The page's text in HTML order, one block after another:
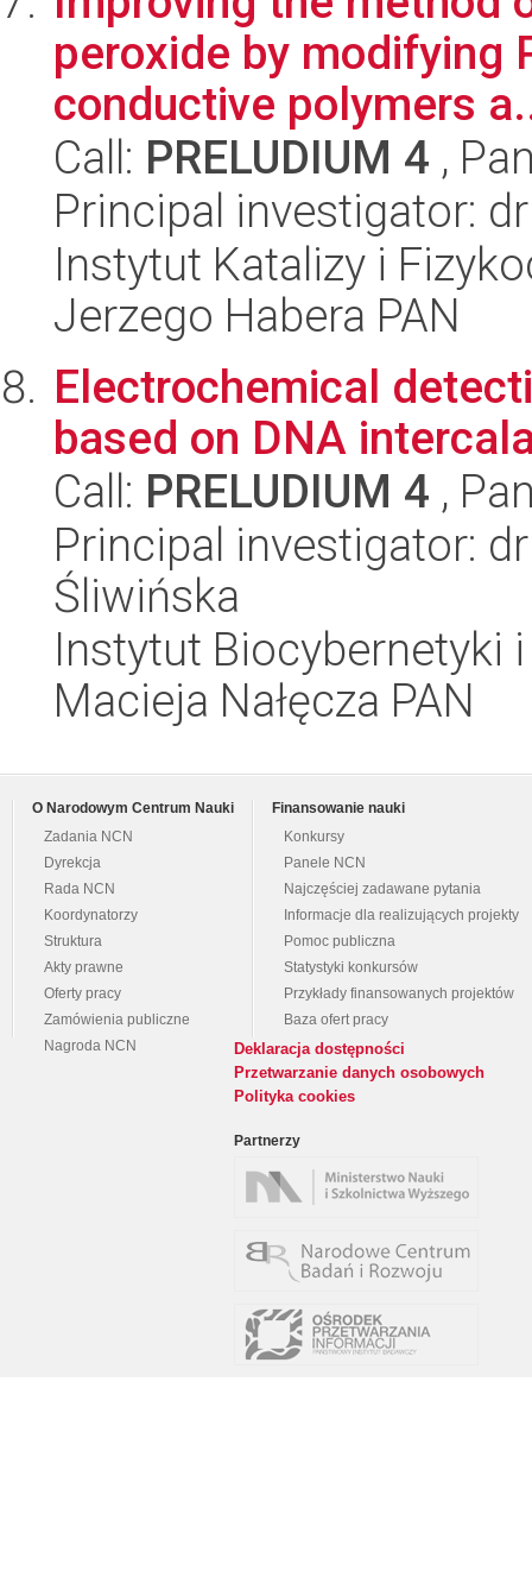
peroxide by modifying
conductive polymers
Call: PRELUDIUM 4 ,
Principal investigator:
Instytut Katalizy i
Jerzego Habera PAN
Electrochemical
based on DNA
Call: PRELUDIUM 4 ,
Principal investigator:
Śliwińska
Instytut Biocybernetyki
Macieja Nałęcza PAN
O Narodowym Centrum Nauki
Zadania NCN
Dyrekcja
Rada NCN
Koordynatorzy
Struktura
Akty prawne
Oferty pracy
Zamówienia publiczne
Nagroda NCN
Finansowanie nauki
Konkursy
Panele NCN
Najczęściej zadawane pytania
Informacje dla realizujących projekty
Pomoc publiczna
Statystyki konkursów
Przykłady finansowanych projektów
Baza ofert pracy
Deklaracja dostępności
Przetwarzanie danych osobowych
Polityka cookies
Partnerzy